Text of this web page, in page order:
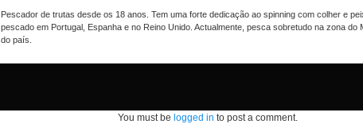
Pescador de trutas desde os 18 anos. Tem uma forte dedicação ao spinning com colher e
pescado em Portugal, Espanha e no Reino Unido. Actualmente, pesca sobretudo na zona do
do país.
You must be logged in to post a comment.